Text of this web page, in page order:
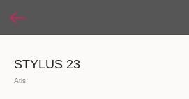
STYLUS 23
Atis